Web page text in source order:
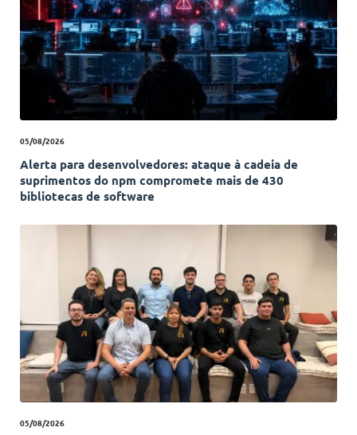
05/08/2026
Alerta para desenvolvedores: ataque à cadeia de
suprimentos do npm compromete mais de 430
bibliotecas de software
05/08/2026